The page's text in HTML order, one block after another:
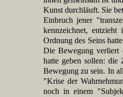
Kunst durchläuft. Sie
Einbruch jener
kennzeichnet,
Ordnung des Seins
Die Bewegung verliert
hatte geben sollen: die
Bewegung zu sein. In
"Krise der
noch in einem